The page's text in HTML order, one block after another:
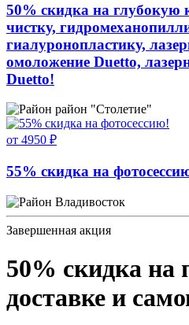
50% скидка на
чистку,
гиалуронопластику,
омоложение Duetto,
Duetto!
район "Столетие"
от 4950 ₽
55% скидка на
Владивосток
Завершенная акция
50% скидка на
доставке и